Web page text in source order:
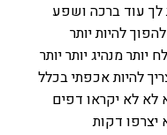
לך עוד ברכה ושפע
להיות יותר
יותר מנהיג יותר יותר
להיות אכפתי בכלל
לא לא יקראו דפים
יצרפו דקות